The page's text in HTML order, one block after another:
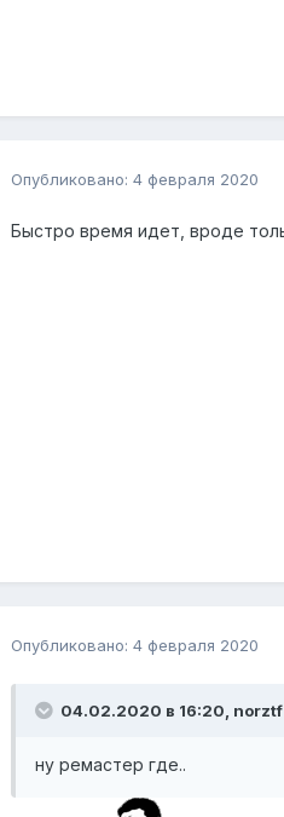
Опубликовано: 4 февраля 2020
Быстро время идет, вроде
Опубликовано: 4 февраля 2020
04.02.2020 в 16:20, norztf
ну ремастер где..